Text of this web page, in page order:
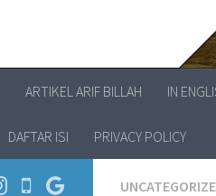
ARTIKEL ARIF BILLAH IN
DAFTAR ISI PRIVACY POLICY